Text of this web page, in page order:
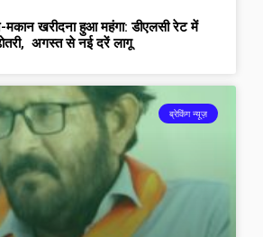
मकान खरीदना हुआ महंगा: डीएलसी रेट में
अगस्त से नई दरें लागू
ब्रेकिंग न्यूज़